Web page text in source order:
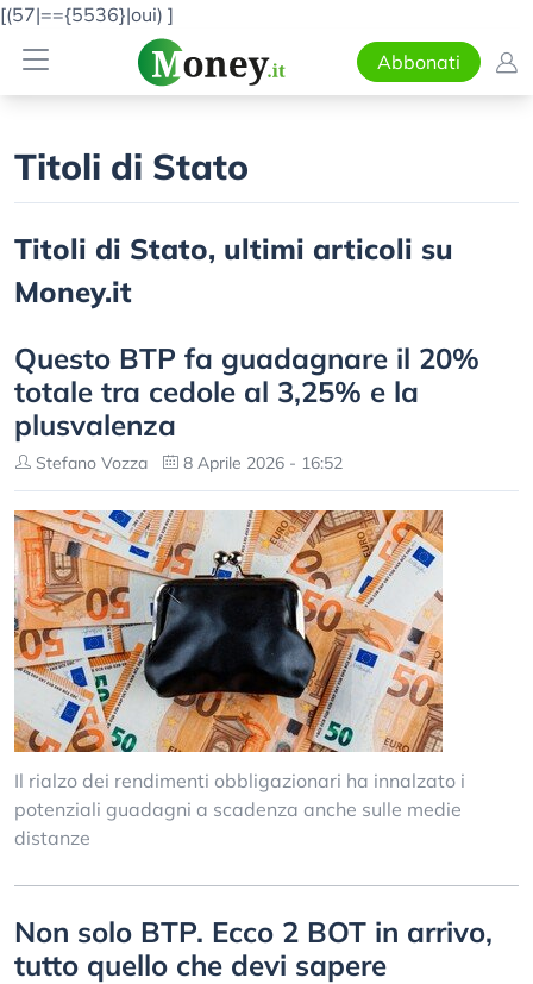
[(57|=={5536}|oui) ]
Abbonati
Titoli di Stato
Titoli di Stato, ultimi articoli su
Money.it
Questo BTP fa guadagnare il 20%
totale tra cedole al 3,25% e la
plusvalenza
Stefano Vozza 8 Aprile 2026 - 16:52
Il rialzo dei rendimenti obbligazionari ha innalzato i
potenziali guadagni a scadenza anche sulle medie
distanze
Non solo BTP. Ecco 2 BOT in arrivo,
tutto quello che devi sapere